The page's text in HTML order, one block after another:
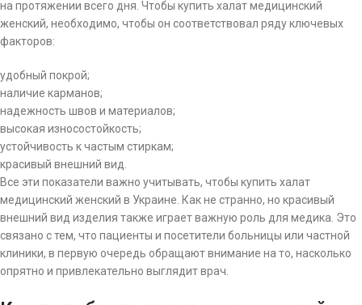
на протяжении всего дня. Чтобы купить халат медицинский
женский, необходимо, чтобы он соответствовал ряду ключевых
факторов:
удобный покрой;
наличие карманов;
надежность швов и материалов;
высокая износостойкость;
устойчивость к частым стиркам;
красивый внешний вид.
Все эти показатели важно учитывать, чтобы купить халат
медицинский женский в Украине. Как не странно, но красивый
внешний вид изделия также играет важную роль для медика. Это
связано с тем, что пациенты и посетители больницы или частной
клиники, в первую очередь обращают внимание на то, насколько
опрятно и привлекательно выглядит врач.